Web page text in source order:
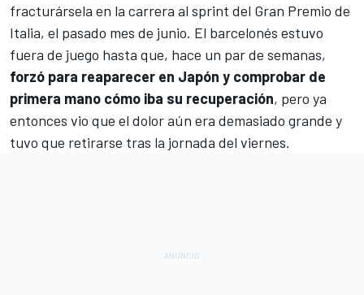
fracturársela en la carrera al sprint del Gran Premio de
Italia, el pasado mes de junio. El barcelonés estuvo
fuera de juego hasta que, hace un par de semanas,
forzó para reaparecer en Japón y comprobar de
primera mano cómo iba su recuperación, pero ya
entonces vio que el dolor aún era demasiado grande y
tuvo que retirarse tras la jornada del viernes.